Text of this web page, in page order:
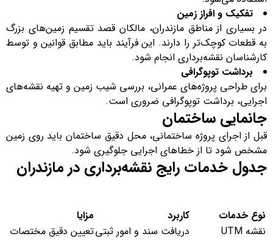
تفکیک و افراز زمین
در بسیاری از مناطق مازندران، مالکان قصد تقسیم زمین‌های بزرگ
به قطعات کوچک‌تر را دارند. این فرآیند باید مطابق قوانین و توسط
کارشناسان نقشه‌برداری انجام شود.
برداشت توپوگرافی
برای طراحی پروژه‌های عمرانی، بررسی شیب زمین و تهیه نقشه‌های
اجرایی، برداشت توپوگرافی ضروری است.
جانمایی ساختمان
قبل از اجرای پروژه ساختمانی، محل دقیق ساختمان باید روی زمین
مشخص شود تا از خطاهای اجرایی جلوگیری شود.
جدول خدمات رایج نقشه‌برداری در مازندران
نوع خدمات کاربرد
مزایا
نقشه UTM
دریافت سند و امور ثبتیتعیین دقیق مختصات